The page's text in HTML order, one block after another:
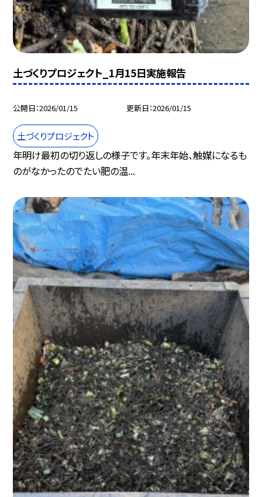
土づくりプロジェクト_1月15日実施報告
公開日 2026/01/15 更新日 2026/01/15
土づくりプロジェクト
年明け最初の切り返しの様子です。年末年始、触媒になるも
のがなかったのでたい肥の温...